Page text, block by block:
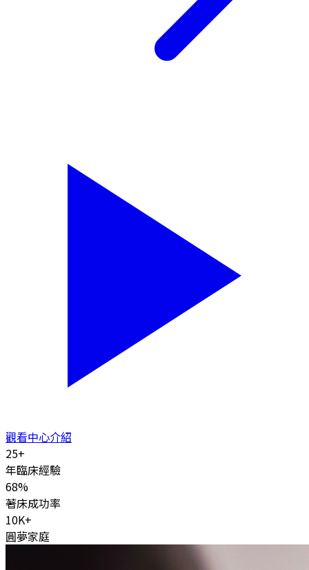
觀看中心介紹
25+
年臨床經驗
68%
著床成功率
10K+
圓夢家庭